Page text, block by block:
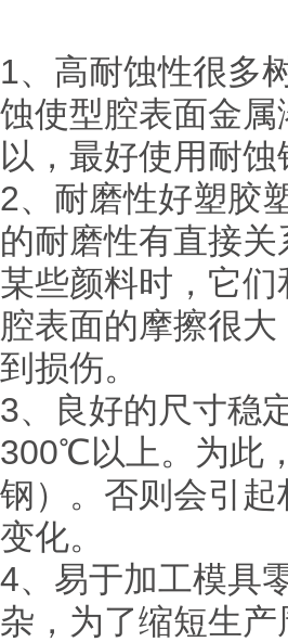
1、高耐蚀性很多
蚀使型腔表面金
以，最好使用耐
2、耐磨性好塑胶
的耐磨性有直接
某些颜料时，它
腔表面的摩擦很
到损伤。
3、良好的尺寸稳
300℃以上。为此
钢）。否则会引
变化。
4、易于加工模具
杂，为了缩短生